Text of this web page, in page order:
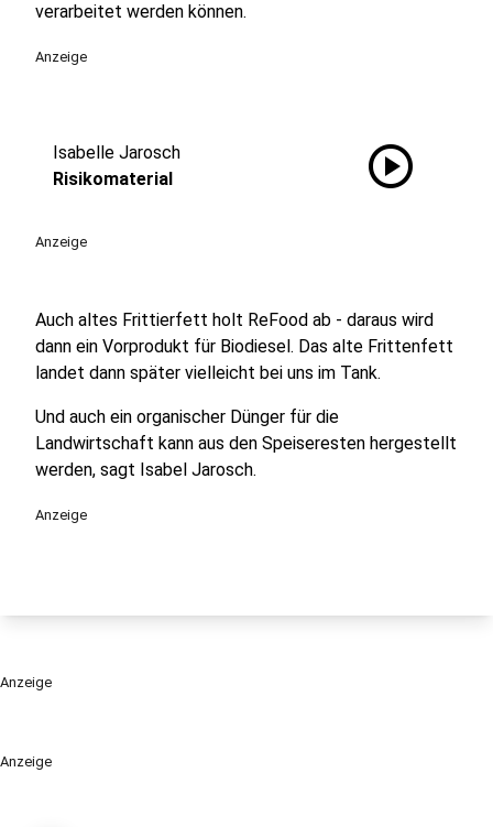
Anzeige
verarbeitet werden können.
Anzeige
Isabelle Jarosch
Risikomaterial
play_circle
Anzeige
Auch altes Frittierfett holt ReFood ab - daraus wird
dann ein Vorprodukt für Biodiesel. Das alte Frittenfett
landet dann später vielleicht bei uns im Tank.
Und auch ein organischer Dünger für die
Landwirtschaft kann aus den Speiseresten hergestellt
werden, sagt Isabel Jarosch.
Anzeige
Anzeige